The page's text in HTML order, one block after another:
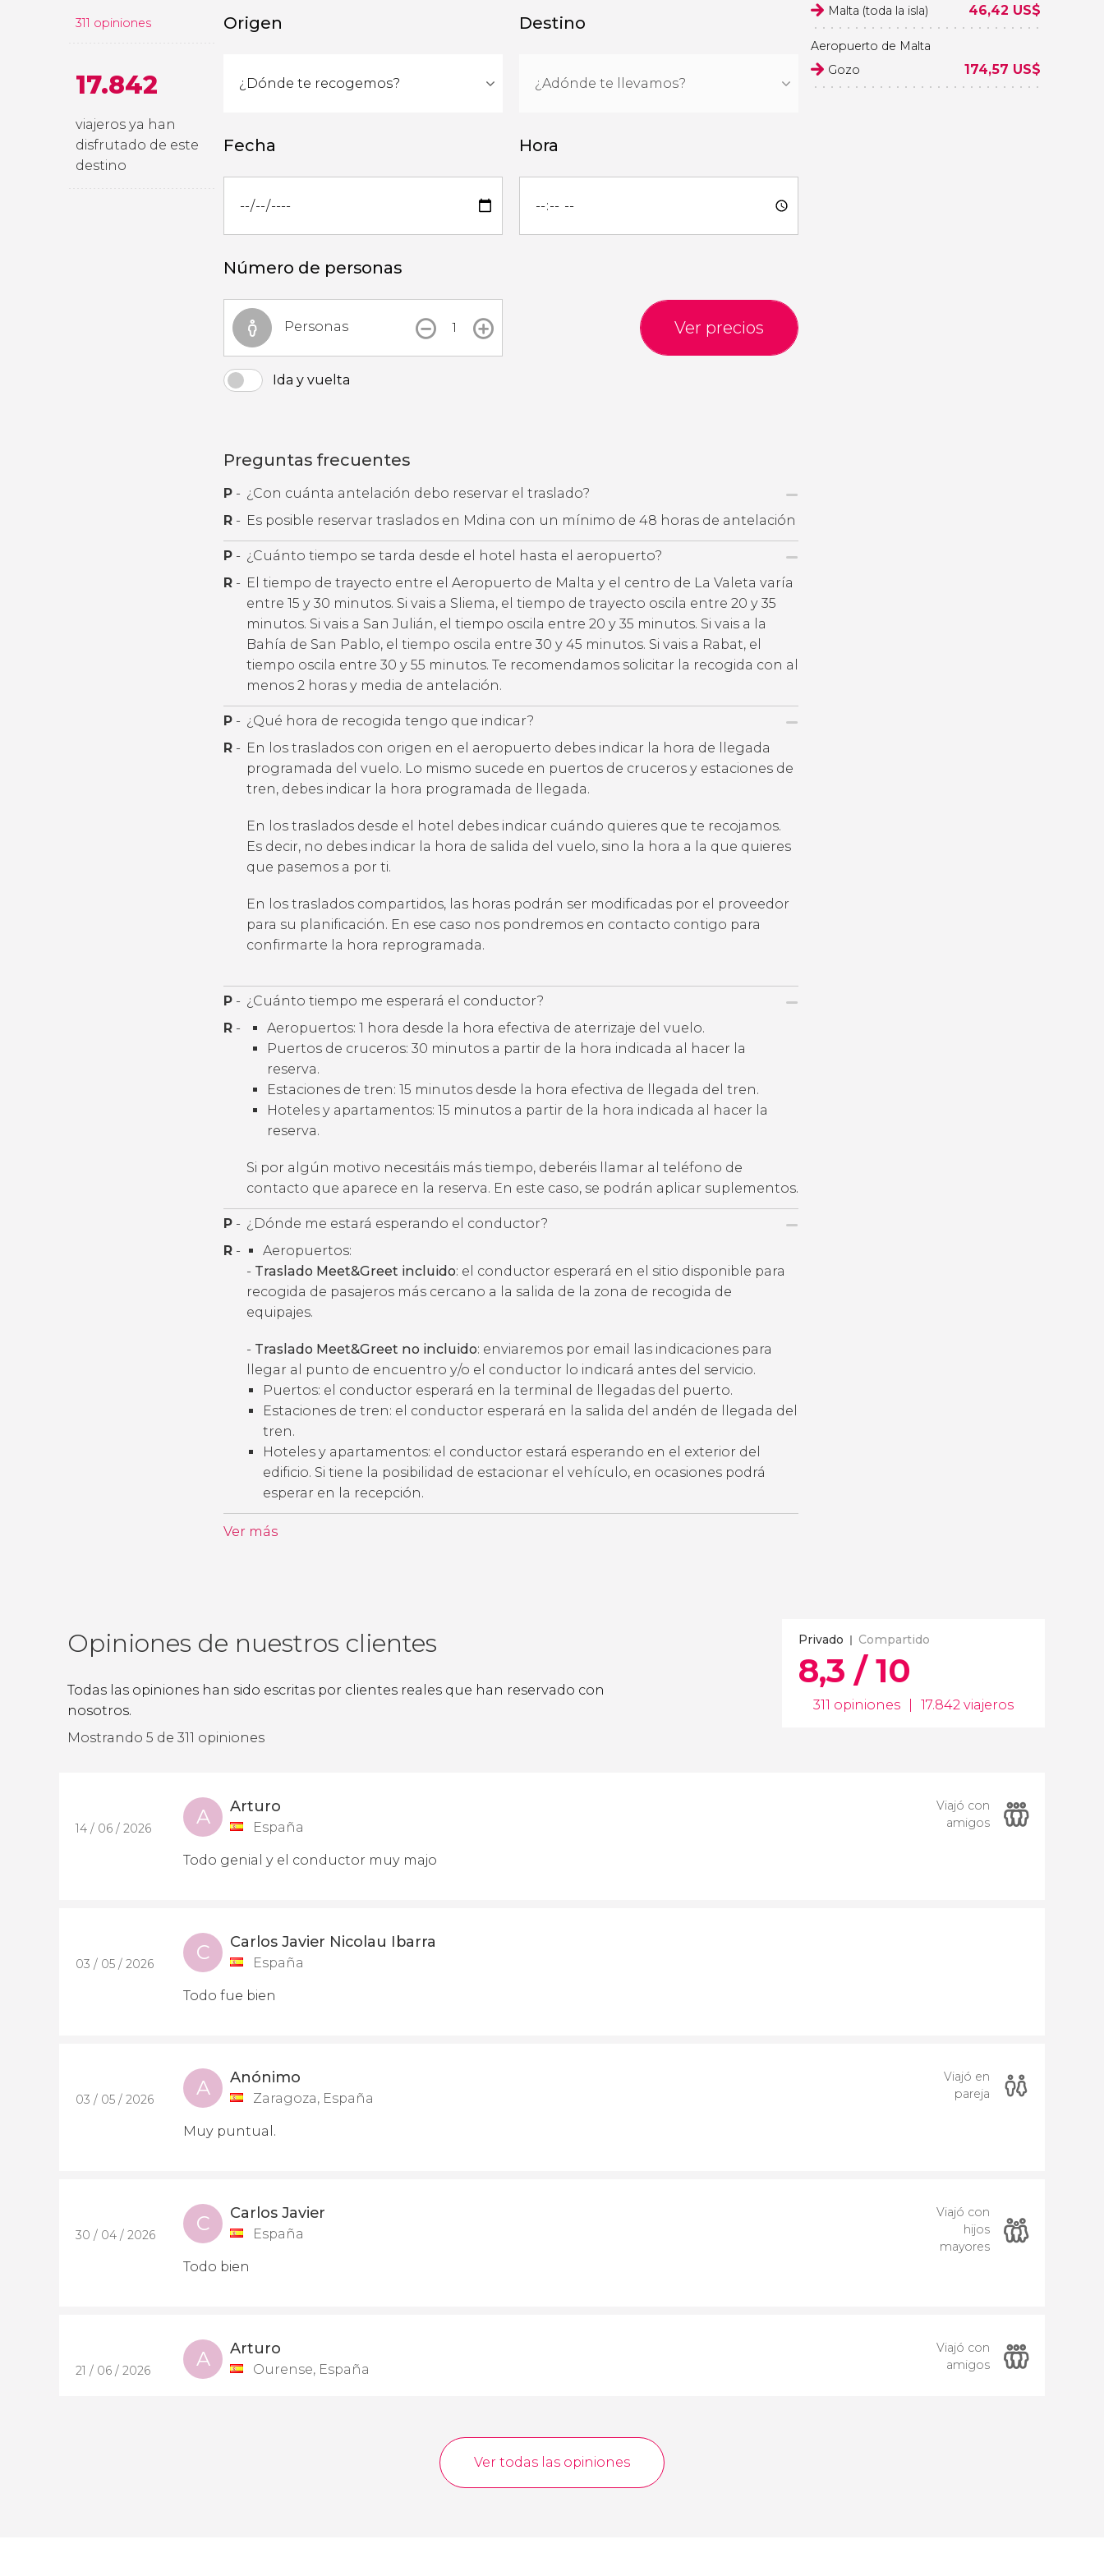
311 opiniones
17.842
viajeros ya han
disfrutado de este
destino
Origen Destino
Fecha Hora
Número de personas
Personas Ver precios
Ida y vuelta
Preguntas frecuentes
P - ¿Con cuánta antelación debo reservar el traslado?
R - Es posible reservar traslados en Mdina con un mínimo de 48 horas de antelación
P - ¿Cuánto tiempo se tarda desde el hotel hasta el aeropuerto?
R - El tiempo de trayecto entre el Aeropuerto de Malta y el centro de La Valeta varía
entre 15 y 30 minutos. Si vais a Sliema, el tiempo de trayecto oscila entre 20 y 35
minutos. Si vais a San Julián, el tiempo oscila entre 20 y 35 minutos. Si vais a la
Bahía de San Pablo, el tiempo oscila entre 30 y 45 minutos. Si vais a Rabat, el
tiempo oscila entre 30 y 55 minutos. Te recomendamos solicitar la recogida con al
menos 2 horas y media de antelación.
P - ¿Qué hora de recogida tengo que indicar?
R - En los traslados con origen en el aeropuerto debes indicar la hora de llegada
programada del vuelo. Lo mismo sucede en puertos de cruceros y estaciones de
tren, debes indicar la hora programada de llegada.
En los traslados desde el hotel debes indicar cuándo quieres que te recojamos.
Es decir, no debes indicar la hora de salida del vuelo, sino la hora a la que quieres
que pasemos a por ti.
En los traslados compartidos, las horas podrán ser modificadas por el proveedor
para su planificación. En ese caso nos pondremos en contacto contigo para
confirmarte la hora reprogramada.
P - ¿Cuánto tiempo me esperará el conductor?
R -
Aeropuertos: 1 hora desde la hora efectiva de aterrizaje del vuelo.
Puertos de cruceros: 30 minutos a partir de la hora indicada al hacer la
reserva.
Estaciones de tren: 15 minutos desde la hora efectiva de llegada del tren.
Hoteles y apartamentos: 15 minutos a partir de la hora indicada al hacer la
reserva.
Si por algún motivo necesitáis más tiempo, deberéis llamar al teléfono de
contacto que aparece en la reserva. En este caso, se podrán aplicar suplementos.
P - ¿Dónde me estará esperando el conductor?
R -
Aeropuertos:
- Traslado Meet&Greet incluido: el conductor esperará en el sitio disponible para
recogida de pasajeros más cercano a la salida de la zona de recogida de
equipajes.
- Traslado Meet&Greet no incluido: enviaremos por email las indicaciones para
llegar al punto de encuentro y/o el conductor lo indicará antes del servicio.
Puertos: el conductor esperará en la terminal de llegadas del puerto.
Estaciones de tren: el conductor esperará en la salida del andén de llegada del
tren.
Hoteles y apartamentos: el conductor estará esperando en el exterior del
edificio. Si tiene la posibilidad de estacionar el vehículo, en ocasiones podrá
esperar en la recepción.
Ver más
Malta (toda la isla)
46,42 US$
Aeropuerto de Malta
Gozo
174,57 US$
Opiniones de nuestros clientes
Todas las opiniones han sido escritas por clientes reales que han reservado con
nosotros.
Privado Compartido
8,3 / 10
311 opiniones 17.842 viajeros
Mostrando 5 de 311 opiniones
14 / 06 / 2026 A Arturo
España
Todo genial y el conductor muy majo
Viajó con
amigos
03 / 05 / 2026 C Carlos Javier Nicolau Ibarra
España
Todo fue bien
03 / 05 / 2026 A Anónimo
Zaragoza, España
Muy puntual.
Viajó en
pareja
30 / 04 / 2026 C Carlos Javier
España
Todo bien
Viajó con
hijos
mayores
21 / 06 / 2026 A Arturo
Ourense, España
Viajó con
amigos
Ver todas las opiniones